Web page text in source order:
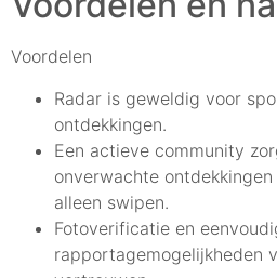
Voordelen
Radar is geweldig voor
ontdekkingen.
Een actieve community
onverwachte
alleen swipen.
Fotoverificatie en
rapportagemogelijkheden